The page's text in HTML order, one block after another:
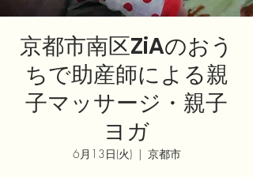
京都市南区ZiAのおう
ちで助産師による親
子マッサージ・親子
ヨガ
6月13日(火)
  |
京都市